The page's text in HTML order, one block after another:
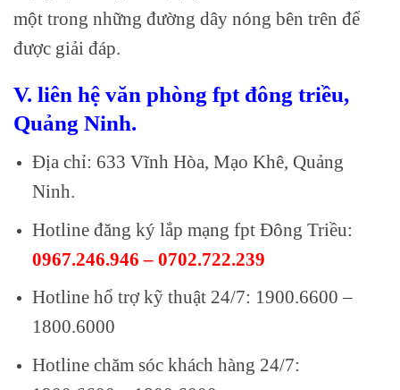
một trong những đường dây nóng bên trên để
được giải đáp.
V. liên hệ văn phòng fpt đông triều,
Quảng Ninh.
Địa chỉ: 633 Vĩnh Hòa, Mạo Khê, Quảng
Ninh.
Hotline đăng ký lắp mạng fpt Đông Triều:
0967.246.946 – 0702.722.239
Hotline hổ trợ kỹ thuật 24/7: 1900.6600 –
1800.6000
Hotline chăm sóc khách hàng 24/7: